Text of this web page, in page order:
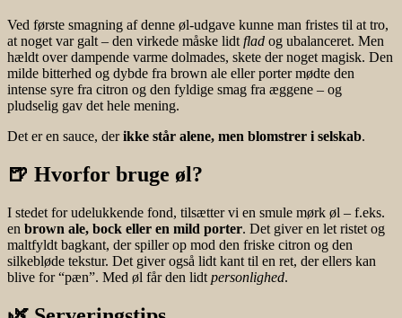
Ved første smagning af denne øl-udgave kunne man fristes til at tro,
at noget var galt – den virkede måske lidt flad og ubalanceret. Men
hældt over dampende varme dolmades, skete der noget magisk. Den
milde bitterhed og dybde fra brown ale eller porter mødte den
intense syre fra citron og den fyldige smag fra æggene – og
pludselig gav det hele mening.
Det er en sauce, derikke står alene, men blomstrer i selskab.
🍺 Hvorfor bruge øl?
I stedet for udelukkende fond, tilsætter vi en smule mørk øl – f.eks.
en brown ale, bock eller en mild porter. Det giver en let ristet og
maltfyldt bagkant, der spiller op mod den friske citron og den
silkebløde tekstur. Det giver også lidt kant til en ret, der ellers kan
blive for “pæn”. Med øl får den lidt personlighed.